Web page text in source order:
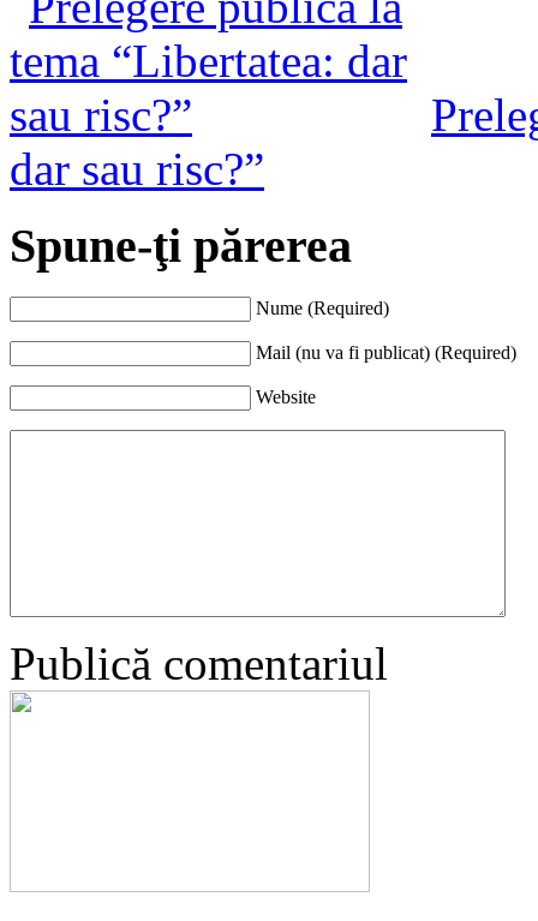
dar sau risc?”
Spune-ţi părerea
Nume (Required)
Mail (nu va fi publicat) (Required)
Website
Publică comentariul